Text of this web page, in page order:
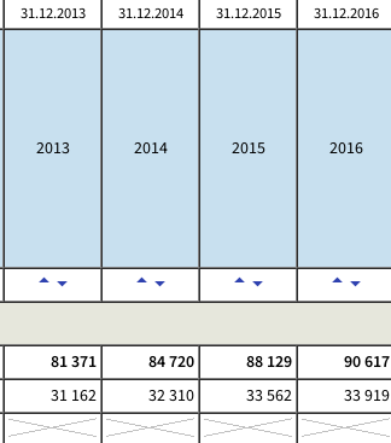
31.12.2013 31.12.2014 31.12.2015 31.12.2016
2013 2014 2015 2016
81 371 84 720 88 129 90 617
31 162 32 310 33 562 33 919